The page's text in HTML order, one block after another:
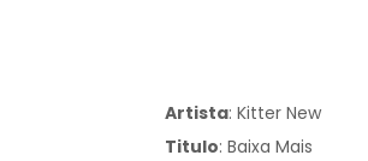
Artista: Kitter New
Titulo: Baixa Mais